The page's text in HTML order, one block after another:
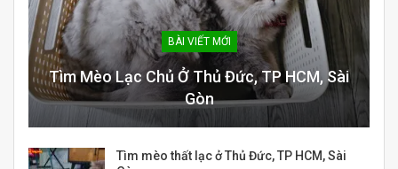
BÀI VIẾT MỚI
Tìm Mèo Lạc Chủ Ở Thủ Đức, TP HCM, Sài
Gòn
Tìm mèo thất lạc ở Thủ Đức, TP HCM, Sài